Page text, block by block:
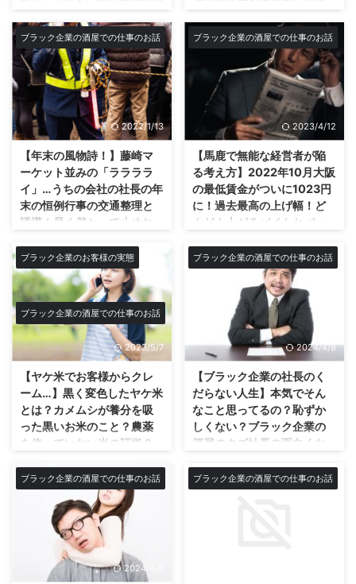
ラックな人材しか集まらない？
これは正にその通りですね。 基
本的にブラックな会社にはブラッ
クな人材しか集まりません。 そ
れは会社の全ての人間が該当しま
す。 社長、社員、バイト、事務
員、会社の全ての人間です。 今
の世の中基本的にバイトの求人を
バイトルやタウンワークに出すに
しても最低時給で出せば最低な人
...
分のチカラと手腕で会社を存続さ
せれている事に高い誇りがありま
す。 つまりプライドは高いので
す。 たとえ会社がどんなブラッ
クな状況であっても経営出来てい
る事を褒めてあげないと駄目なの
です。 ある意味ブラック企業の
代表取締役社長の対策はそれだけ
...
い怒り…YouTubeなら5万円
ぐらい小遣い稼ぐのは簡単
やろ？働いて会社から給料
をもらう以外何も知らない
社員の頭の弱さについて…
YouTuberタケヤキ翔の話題から
始まったネットへの認識の差… 今
回なぜこんな記事書いてるかとい
うと、ある意味全然関係ないのに
名前出すのはあれなんですけど、
‎YouTuberのタケヤキ翔さんなん
です話のきっかけは。 タケヤキ
翔といえば登録者数100万人を超
える関西を代表する有名ユーチュ
ーバーですよね☆ 僕の知り合い
でこのタケヤキ翔さんと友達の奴
がいます。僕も大阪人なんでそん
なこともあるでしょう。スゴイこ
とですが。 ここからは僕の会社
の先輩の上司の話ですが、40代
ぐらいの言い方悪いけどおっさん
ですね。 ...
方が社員とバイトで全然違
う？待遇が天と地？社員に
なると会社への奉仕や頑張
りが当たり前になる？
どうも僕です☆今回はブラック企
業のバイト従業員が社員にならな
い理由についてです！ バイトの
待遇なんて永遠に変わらないのに
何故かずっとバイトの従業員…そ
の理由とは？ ブラック企業で働
いている思うのですが何故かずっ
とバイト従業員の人っているよ
ね。 そこまで会社に奉仕するん
だったら社員になったらいいの
に。不思議だなと思う。 これは
フリーターのバイトにもパートタ
イムのおばちゃんにもいえること
です。 バイトの大学生が驚いた
りしますもんね。あの人社員じゃ
なかったんだ！それなのになんで
あんなに会社のために頑張ってん
だろ ...
ブラック企業の酒屋での仕事のお話
2022/1/13
【年末の風物詩！】藤崎マ
ーケット並みの「ララララ
イ」…うちの会社の社長の年
末の恒例行事の交通整理と
誘導！早く儲かって止めれ
もはやただの警備員！？極寒の
年末に張りきって誘導棒を振り続
ける社長についてw 年末も29日
られないぐらい忙しく、駐車場も
いっぱいになるのですが 僕達社
員も包装に熨斗に運搬にと手が離
せず、車の出入りの誘導などはと
てもじゃないがやる時間がありま
せん。 そこでオールマイティー
カードである社長の登場です！
社長が警備棒を手に取り「ライ、
ライ、ライ！」と藤崎マーケット
バリの交通整理の誘導を披露す
る。もはや誰もこの人をこの会社
の社長だとは思わない ...
ブラック企業の酒屋での仕事のお話
2023/4/12
【馬鹿で無能な経営者が陥
る考え方】2022年10月大阪
の最低賃金がついに1023円
に！過去最高の上げ幅！ど
んどん上がるバイトとパー
ギブアップ寸前！？もうバ
イトは雇えない？会社は社
員だけで運営した方が良い
のでは？
馬鹿でバカな経営者が陥る考え方
について。 僕の会社は僕が社員
の中では一番若いです。 だから
思うだけなのかもしれませんが、
うちの会社は効率が悪すぎる… こ
れを今回書こうと思ったきっかけ
が2022年からの最低賃金の引き
上げ。僕は大阪在住だが今回の引
き上げでなんと大阪の最低自給は
1023円！ 僕らの頃は800円ぐら
いだったなぁ～なんて思うととて
ブラック企業のお客様の実態
ブラック企業の酒屋での仕事のお話
2023/5/7
【ヤケ米でお客様からクレ
ーム…】黒く変色したヤケ米
とは？カメムシが養分を吸
った黒いお米のこと？農薬
を使っていない米の証拠？
ピングの客から気持ち悪い
と返品しろとの電話の一部
始終について！
こんなクレームもあるのか…うち
は酒屋だぞ(笑) 先日こんなクレー
ムが僕が会社で担当しているネッ
トショッピングから電話で掛かっ
ブラック企業の酒屋での仕事のお話
2024/4/8
【ブラック企業の社長のく
だらない人生】本気でそん
なこと思ってるの？恥ずか
しくない？ブラック企業の
酒屋のクズ社長の面白くな
んな人生が本当に楽しい
の？未来を予知してお客様
ブラック企業の酒屋での仕事のお話
2024/4/8
ブラック企業の酒屋での仕事のお話